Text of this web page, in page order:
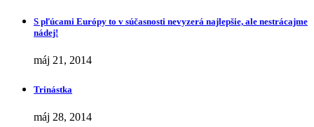
S pľúcami Európy to v súčasnosti nevyzerá najlepšie, ale nestrácajme
nádej!
máj 21, 2014
Trinástka
máj 28, 2014